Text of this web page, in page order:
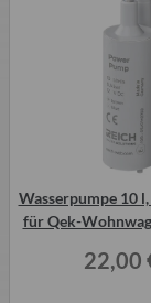
Wasserpumpe 10
für Qek-
22,00